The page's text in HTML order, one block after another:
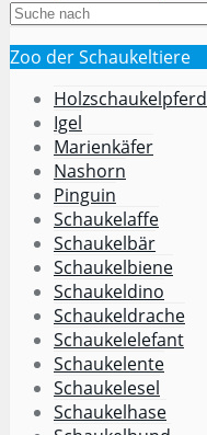
Zoo der Schaukeltiere
Holzschaukelpferd
Igel
Marienkäfer
Nashorn
Pinguin
Schaukelaffe
Schaukelbär
Schaukelbiene
Schaukeldino
Schaukeldrache
Schaukelelefant
Schaukelente
Schaukelesel
Schaukelhase